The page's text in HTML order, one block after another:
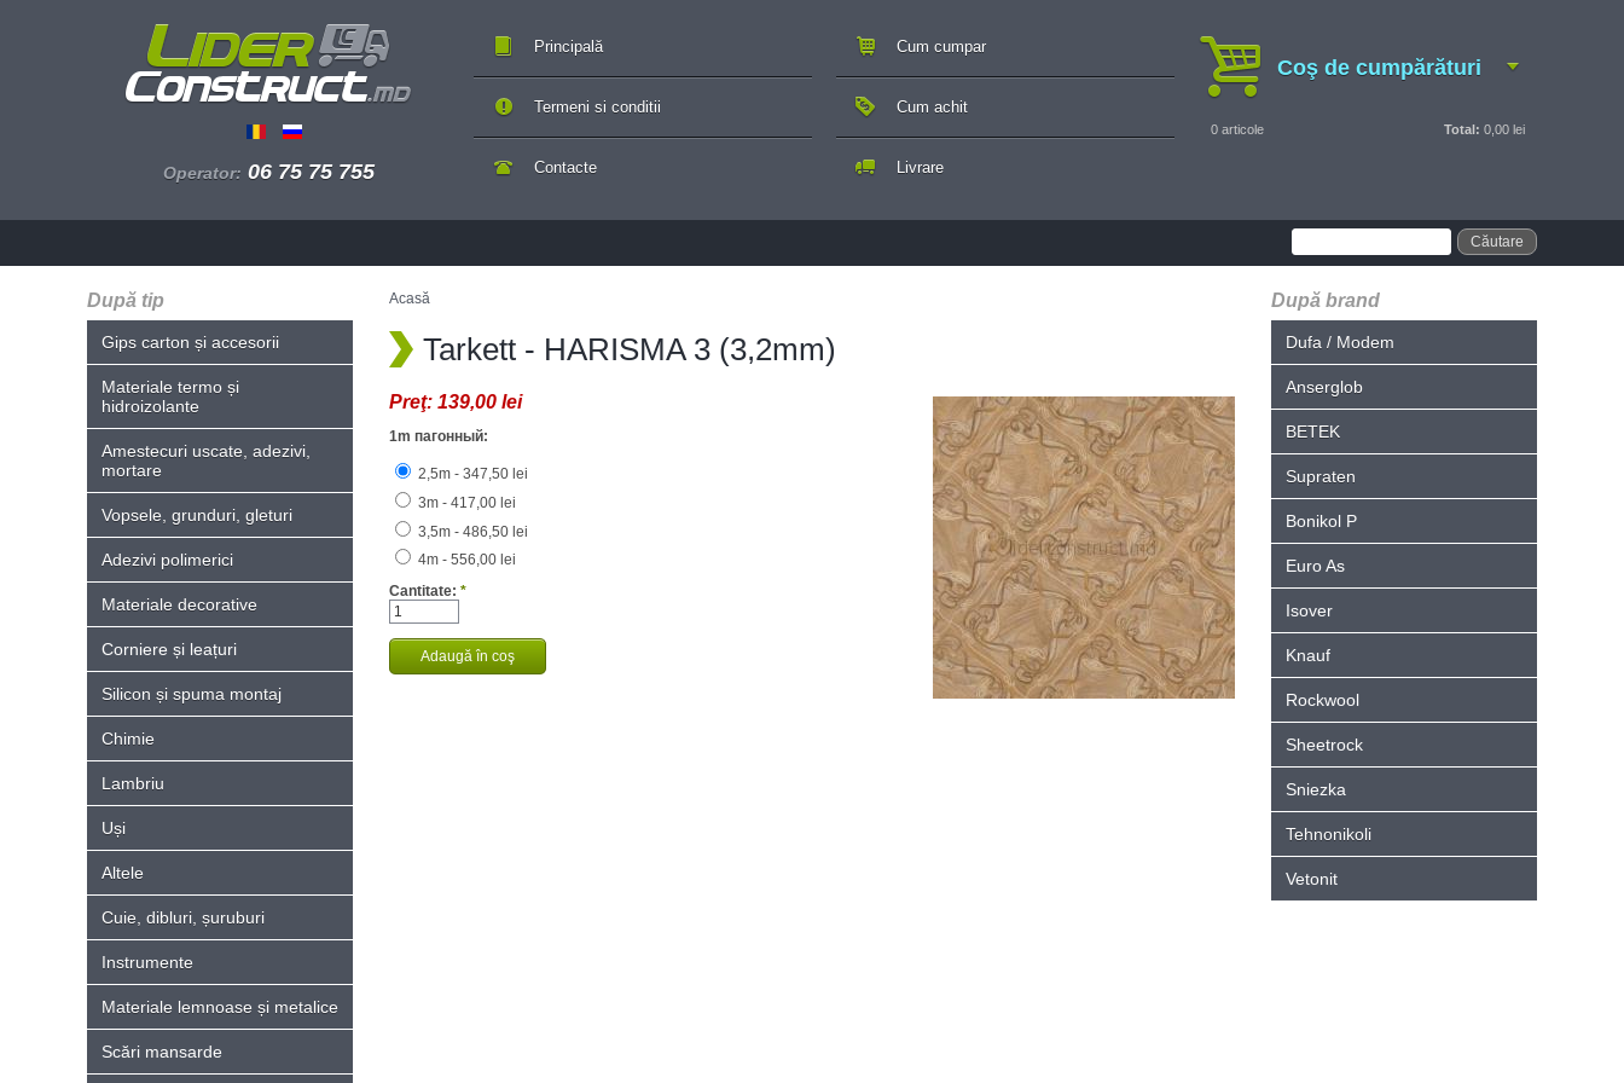
Operator: 06 75 75 755
Principală
Contacte
Cum cumpar
Cum achit
Livrare
Termeni si conditii
Coş de cumpărături
0 articole Total: 0,00 lei
După tip
Gips carton și accesorii
Materiale termo și
hidroizolante
Amestecuri uscate, adezivi,
mortare
Vopsele, grunduri, gleturi
Adezivi polimerici
Materiale decorative
Corniere și leațuri
Silicon și spuma montaj
Chimie
Lambriu
Uși
Altele
Cuie, dibluri, șuruburi
Instrumente
Materiale lemnoase și metalice
Scări mansarde
Acasă
Tarkett - HARISMA 3 (3,2mm)
Preţ: 139,00 lei
1m пагонный:
2,5m - 347,50 lei
3m - 417,00 lei
3,5m - 486,50 lei
4m - 556,00 lei
Cantitate: *
După brand
Dufa / Modem
Anserglob
BETEK
Supraten
Bonikol P
Euro As
Isover
Knauf
Rockwool
Sheetrock
Sniezka
Tehnonikoli
Vetonit